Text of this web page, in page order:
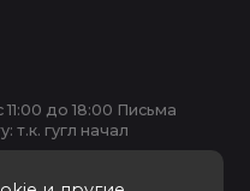
до 18:00 Письма
т.к. гугл начал